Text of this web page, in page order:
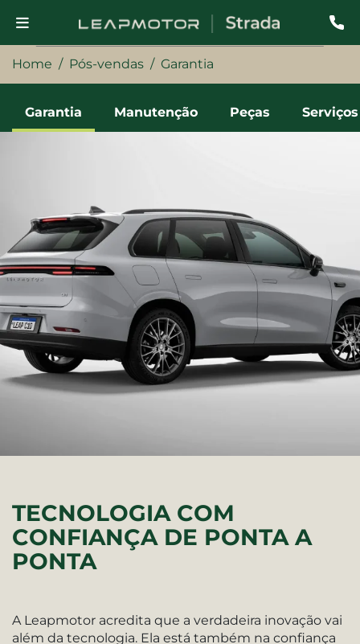
Home Pós-vendas Garantia
Manutenção Peças Serviços
Garantia
TECNOLOGIA COM
CONFIANÇA DE PONTA A
PONTA
A Leapmotor acredita que a verdadeira inovação vai
além da tecnologia. Ela está também na confiança